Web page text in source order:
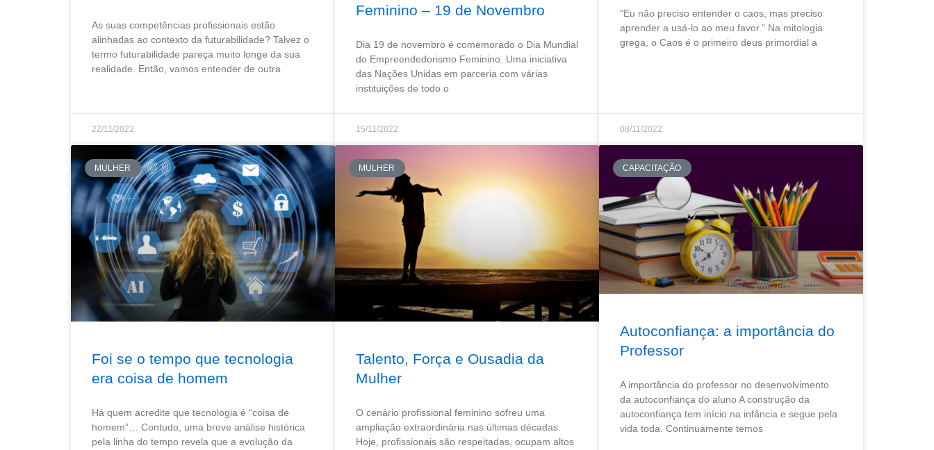
As suas competências profissionais estão
alinhadas ao contexto da futurabilidade? Talvez o
termo futurabilidade pareça muito longe da sua
realidade. Então, vamos entender de outra
22/11/2022
Feminino – 19 de Novembro
Dia 19 de novembro é comemorado o Dia Mundial
do Empreendedorismo Feminino. Uma iniciativa
das Nações Unidas em parceria com várias
instituições de todo o
15/11/2022
“Eu não preciso entender o caos, mas preciso
aprender a usá-lo ao meu favor.” Na mitologia
grega, o Caos é o primeiro deus primordial a
08/11/2022
MULHER
Foi se o tempo que tecnologia
era coisa de homem
Há quem acredite que tecnologia é “coisa de
homem”… Contudo, uma breve análise histórica
pela linha do tempo revela que a evolução da
MULHER
Talento, Força e Ousadia da
Mulher
O cenário profissional feminino sofreu uma
ampliação extraordinária nas últimas décadas.
Hoje, profissionais são respeitadas, ocupam altos
CAPACITAÇÃO
Autoconfiança: a importância do
Professor
A importância do professor no desenvolvimento
da autoconfiança do aluno A construção da
autoconfiança tem início na infância e segue pela
vida toda. Continuamente temos